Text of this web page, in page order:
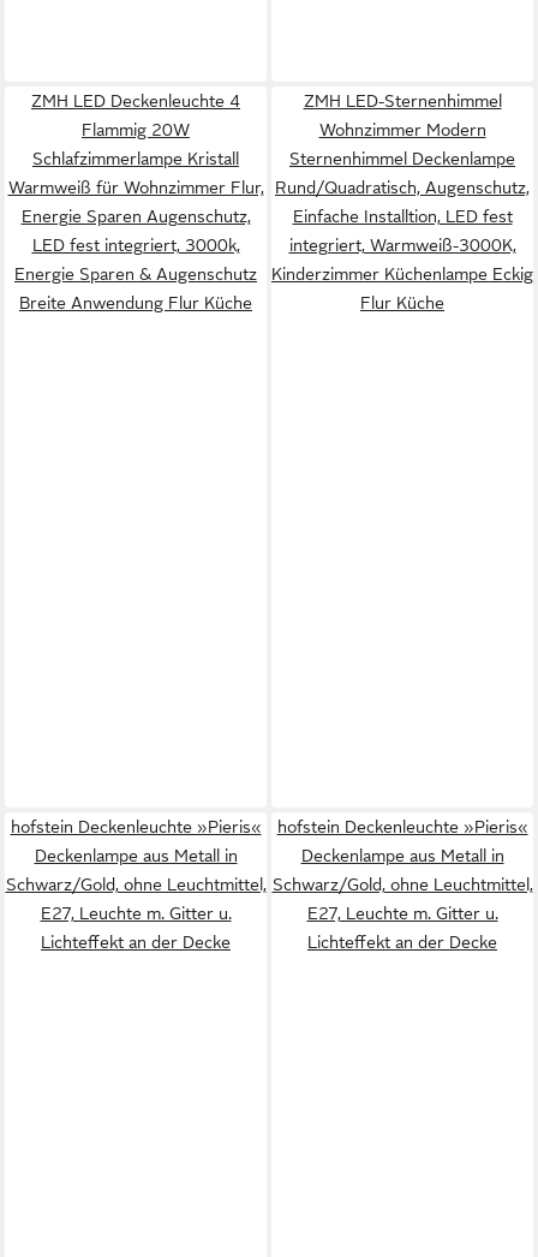
ZMH LED Deckenleuchte 4
Flammig 20W
Schlafzimmerlampe Kristall
Warmweiß für Wohnzimmer Flur,
Energie Sparen Augenschutz,
LED fest integriert, 3000k,
Energie Sparen & Augenschutz
Breite Anwendung Flur Küche
ZMH LED-Sternenhimmel
Wohnzimmer Modern
Sternenhimmel Deckenlampe
Rund/Quadratisch, Augenschutz,
Einfache Installtion, LED fest
integriert, Warmweiß-3000K,
Kinderzimmer Küchenlampe Eckig
Flur Küche
hofstein Deckenleuchte »Pieris«
Deckenlampe aus Metall in
Schwarz/Gold, ohne Leuchtmittel,
E27, Leuchte m. Gitter u.
Lichteffekt an der Decke
hofstein Deckenleuchte »Pieris«
Deckenlampe aus Metall in
Schwarz/Gold, ohne Leuchtmittel,
E27, Leuchte m. Gitter u.
Lichteffekt an der Decke